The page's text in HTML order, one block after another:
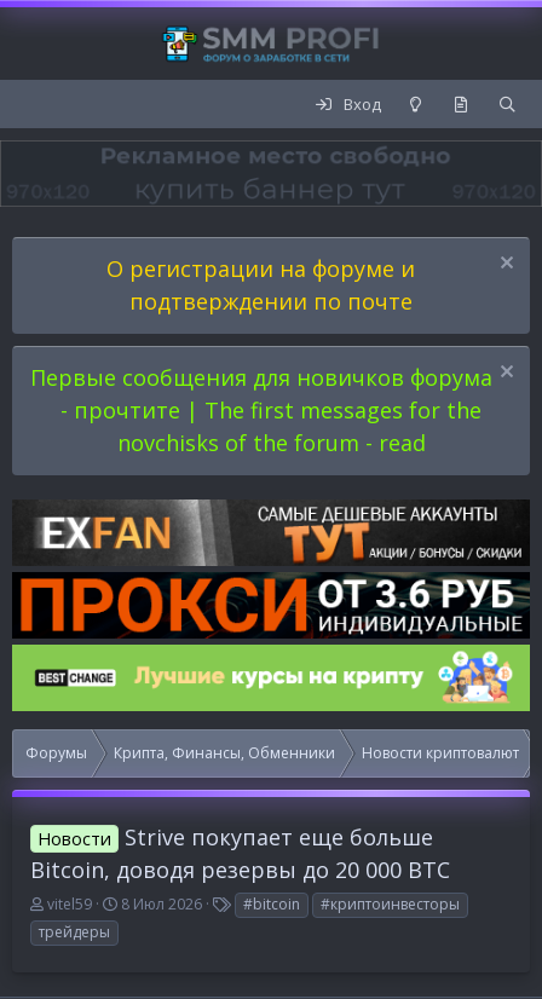
Вход
О регистрации на форуме и
подтверждении по почте
Первые сообщения для новичков форума
- прочтите | The first messages for the
novchisks of the forum - read
Форумы Крипта, Финансы, Обменники Новости криптовалют
Новости
Strive покупает еще больше
Bitcoin, доводя резервы до 20 000 BTC
А
в
т
vitel59
Д
8 Июл 2026
Т
е
#bitcoin
#криптоинвесторы
трейдеры